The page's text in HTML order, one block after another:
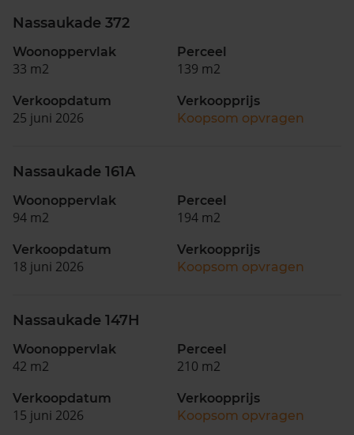
Nassaukade 372
Woonoppervlak
33 m2
Perceel
139 m2
Verkoopdatum
25 juni 2026
Verkoopprijs
Koopsom opvragen
Nassaukade 161A
Woonoppervlak
94 m2
Perceel
194 m2
Verkoopdatum
18 juni 2026
Verkoopprijs
Koopsom opvragen
Nassaukade 147H
Woonoppervlak
42 m2
Perceel
210 m2
Verkoopdatum
15 juni 2026
Verkoopprijs
Koopsom opvragen